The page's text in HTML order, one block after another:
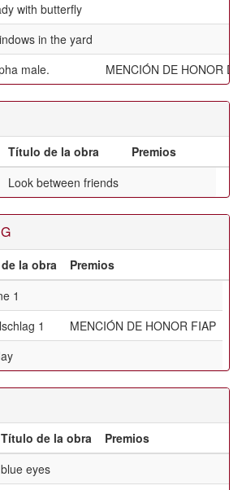
with butterfly
in the yard
male. MENCIÓN DE HONOR
Título de la obra
Premios
Look between friends
la obra
Premios
1
1
MENCIÓN DE HONOR FIAP
Título de la obra
Premios
blue eyes